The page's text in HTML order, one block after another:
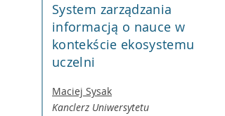
System zarządzania
informacją o nauce w
kontekście ekosystemu
uczelni
Maciej Sysak
Kanclerz Uniwersytetu